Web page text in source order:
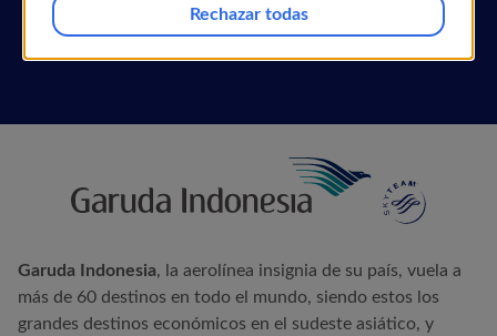
Garuda Indonesia, la aerolínea insignia de su país, vuela a
más de 60 destinos en todo el mundo, siendo estos los
grandes destinos económicos en el sudeste asiático, y
Rechazar todas